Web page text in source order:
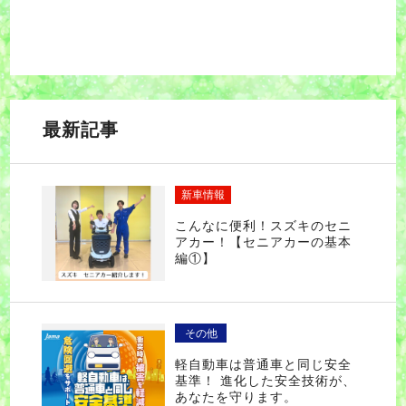
最新記事
新車情報
こんなに便利！スズキのセニ
アカー！【セニアカーの基本
編①】
その他
軽自動車は普通車と同じ安全
基準！ 進化した安全技術が、
あなたを守ります。